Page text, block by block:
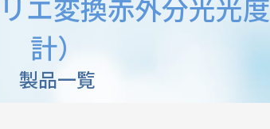
エ変換赤外分光光度
計）
製品一覧